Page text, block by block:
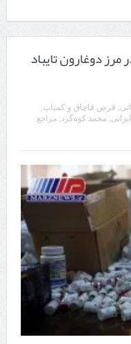
در مرز دوغارون تایباد
قرص قاچاق و کمیاب
محمد کوه‌گرد مراجع